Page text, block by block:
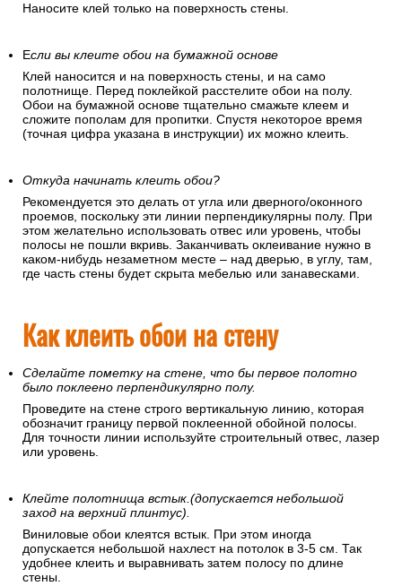
Наносите клей только на поверхность стены.
Если вы клеите обои на бумажной основе
Клей наносится и на поверхность стены, и на само
полотнище. Перед поклейкой расстелите обои на полу.
Обои на бумажной основе тщательно смажьте клеем и
сложите пополам для пропитки. Спустя некоторое время
(точная цифра указана в инструкции) их можно клеить.
Откуда начинать клеить обои?
Рекомендуется это делать от угла или дверного/оконного
проемов, поскольку эти линии перпендикулярны полу. При
этом желательно использовать отвес или уровень, чтобы
полосы не пошли вкривь. Заканчивать оклеивание нужно в
каком-нибудь незаметном месте – над дверью, в углу, там,
где часть стены будет скрыта мебелью или занавесками.
Как клеить обои на стену
Сделайте пометку на стене, что бы первое полотно
было поклеено перпендикулярно полу.
Проведите на стене строго вертикальную линию, которая
обозначит границу первой поклеенной обойной полосы.
Для точности линии используйте строительный отвес, лазер
или уровень.
Клейте полотнища встык.(допускается небольшой
заход на верхний плинтус).
Виниловые обои клеятся встык. При этом иногда
допускается небольшой нахлест на потолок в 3-5 см. Так
удобнее клеить и выравнивать затем полосу по длине
стены.